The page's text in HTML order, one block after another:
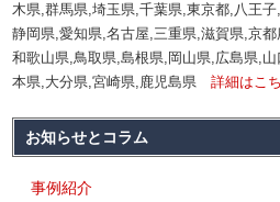
木県,群馬県,埼玉県,千葉県,東京都,八王
静岡県,愛知県,名古屋,三重県,滋賀県,京
和歌山県,鳥取県,島根県,岡山県,広島県,
本県,大分県,宮崎県,鹿児島県詳細はこ
お知らせとコラム
事例紹介